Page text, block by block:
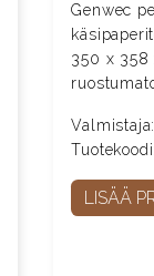
Genwec
350 x 358
Valmistaja:
Tuotekoodi:
LISÄÄ